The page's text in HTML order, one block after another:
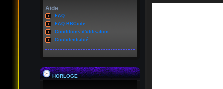
Aide
FAQ
FAQ BBCode
Conditions d'utilisation
Confidentialité
HORLOGE